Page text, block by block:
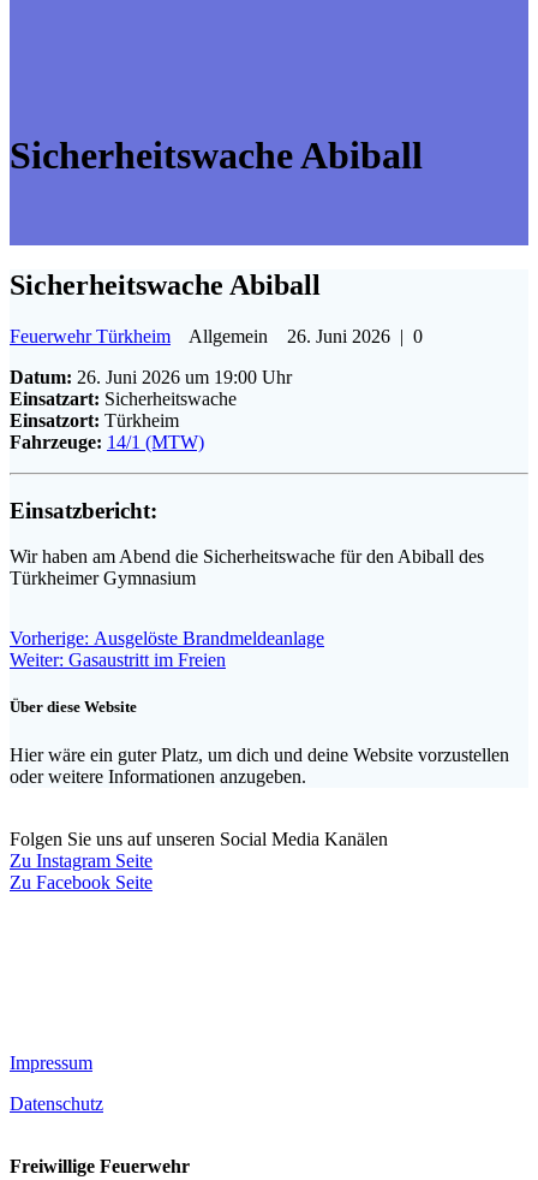
Sicherheitswache Abiball
Sicherheitswache Abiball
Feuerwehr Türkheim Allgemein 26. Juni 2026 | 0
Datum: 26. Juni 2026 um 19:00 Uhr
Einsatzart: Sicherheitswache
Einsatzort: Türkheim
Fahrzeuge: 14/1 (MTW)
Einsatzbericht:
Wir haben am Abend die Sicherheitswache für den Abiball des
Türkheimer Gymnasium
Beitragsnavigation
Vorherige: Vorheriger
Beitrag:
Ausgelöste Brandmeldeanlage
Weiter: Nächster
Gasaustritt im Freien
Über diese Website
Hier wäre ein guter Platz, um dich und deine Website vorzustellen
oder weitere Informationen anzugeben.
Folgen Sie uns auf unseren Social Media Kanälen
Zu Instagram Seite
Zu Facebook Seite
Impressum
Datenschutz
Freiwillige Feuerwehr